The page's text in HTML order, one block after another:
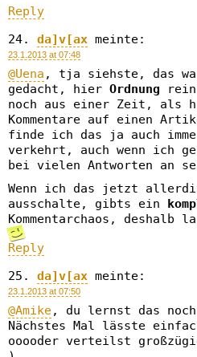
Reply
da]v[ax meinte:
23.1.2013 at 07:48
@Uena , tja siehste, das
gedacht, hier Ordnung
noch aus einer Zeit, als
Kommentare auf einen
finde ich das ja auch
verkehrt, auch wenn ich
bei vielen Antworten an
Wenn ich das jetzt
ausschalte, gibts ein
Kommentarchaos,
Reply
da]v[ax meinte:
23.1.2013 at 07:50
@Amike, du lernst das
Nächstes Mal lässte
ooooder verteilst